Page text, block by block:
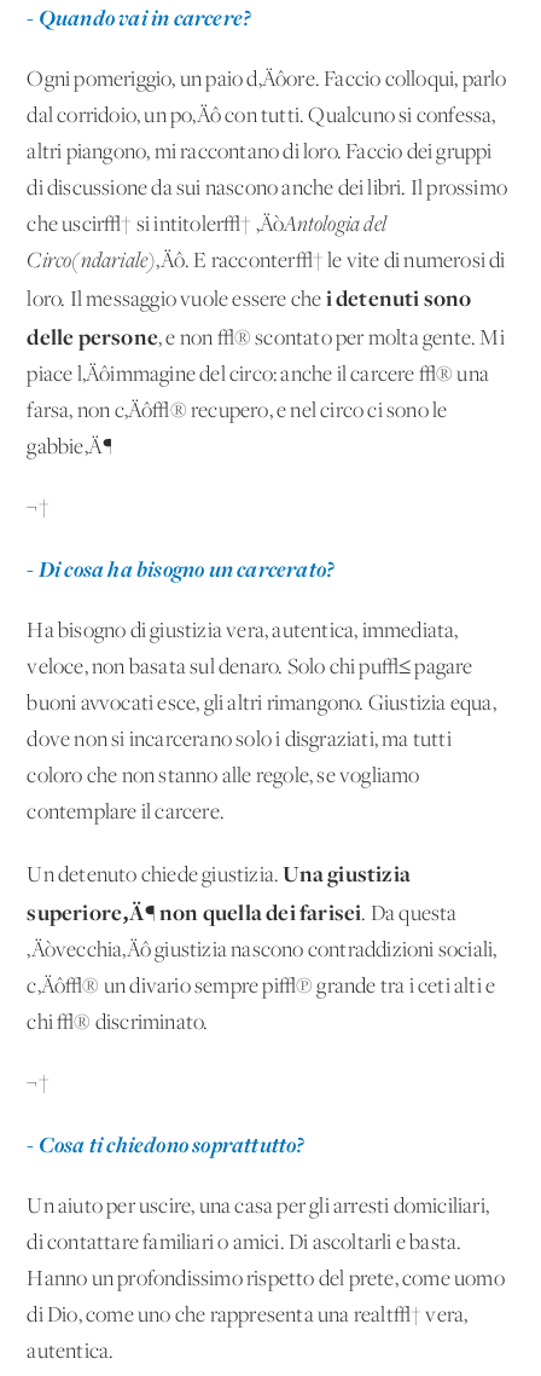
- Quando vai in carcere?
Ogni pomeriggio, un paio d‚Äôore. Faccio colloqui, parlo
dal corridoio, un po‚Äô con tutti. Qualcuno si confessa,
altri piangono, mi raccontano di loro. Faccio dei gruppi
di discussione da sui nascono anche dei libri. Il prossimo
che uscir√† si intitoler√† ‚ÄòAntologia del
Circo(ndariale)‚Äô. E racconter√† le vite di numerosi di
loro. Il messaggio vuole essere che i detenuti sono
delle persone, e non √® scontato per molta gente. Mi
piace l‚Äôimmagine del circo: anche il carcere √® una
farsa, non c‚Äô√® recupero, e nel circo ci sono le
gabbie‚Ä¶
¬†
- Di cosa ha bisogno un carcerato?
Ha bisogno di giustizia vera, autentica, immediata,
veloce, non basata sul denaro. Solo chi pu√≤ pagare
buoni avvocati esce, gli altri rimangono. Giustizia equa,
dove non si incarcerano solo i disgraziati, ma tutti
coloro che non stanno alle regole, se vogliamo
contemplare il carcere.
Un detenuto chiede giustizia.Una giustizia
superiore‚Ä¶ non quella dei farisei. Da questa
‚Äòvecchia‚Äô giustizia nascono contraddizioni sociali,
c‚Äô√® un divario sempre pi√π grande tra i ceti alti e
chi √® discriminato.
¬†
- Cosa ti chiedono soprattutto?
Un aiuto per uscire, una casa per gli arresti domiciliari,
di contattare familiari o amici. Di ascoltarli e basta.
Hanno un profondissimo rispetto del prete, come uomo
di Dio, come uno che rappresenta una realt√† vera,
autentica.